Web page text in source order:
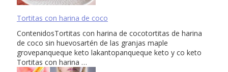
Tortitas con harina de coco
ContenidosTortitas con harina de cocotortitas de harina
de coco sin huevosartén de las granjas maple
grovepanqueque keto lakantopanqueque keto y co keto
Tortitas con harina …